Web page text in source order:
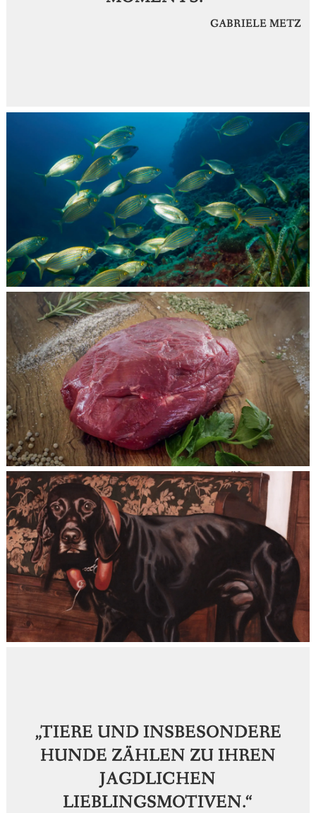
GABRIELE METZ
„TIERE UND INSBESONDERE
HUNDE ZÄHLEN ZU IHREN
JAGDLICHEN
LIEBLINGSMOTIVEN.“